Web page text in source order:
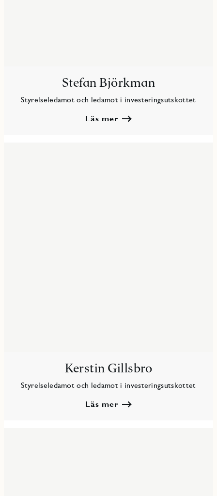
Stefan Björkman
Styrelseledamot och ledamot i investeringsutskottet
Läs mer
Kerstin Gillsbro
Styrelseledamot och ledamot i investeringsutskottet
Läs mer